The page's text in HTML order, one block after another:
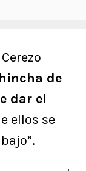
de
dar el
ellos se